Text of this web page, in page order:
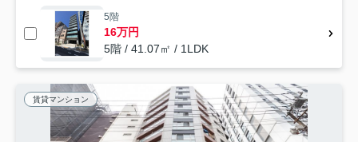
5階
16万円
5階 / 41.07㎡ / 1LDK
賃貸マンション